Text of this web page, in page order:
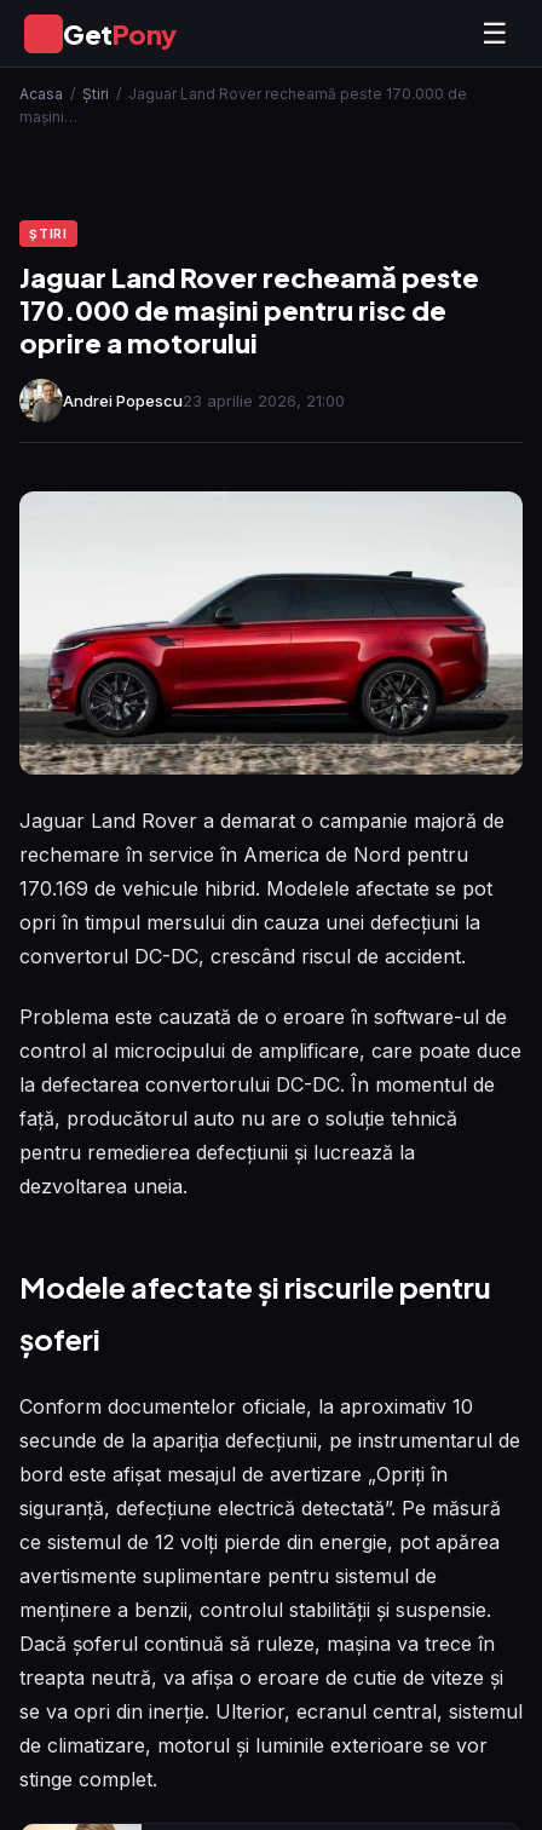
GetPony ☰
Acasa / Ştiri / Jaguar Land Rover recheamă peste 170.000 de
mașini…
ŞTIRI
Jaguar Land Rover recheamă peste
170.000 de mașini pentru risc de
oprire a motorului
Andrei Popescu23 aprilie 2026, 21:00
Jaguar Land Rover a demarat o campanie majoră de
rechemare în service în America de Nord pentru
170.169 de vehicule hibrid. Modelele afectate se pot
opri în timpul mersului din cauza unei defecțiuni la
convertorul DC-DC, crescând riscul de accident.
Problema este cauzată de o eroare în software-ul de
control al microcipului de amplificare, care poate duce
la defectarea convertorului DC-DC. În momentul de
față, producătorul auto nu are o soluție tehnică
pentru remedierea defecțiunii și lucrează la
dezvoltarea uneia.
Modele afectate și riscurile pentru
șoferi
Conform documentelor oficiale, la aproximativ 10
secunde de la apariția defecțiunii, pe instrumentarul de
bord este afișat mesajul de avertizare „Opriți în
siguranță, defecțiune electrică detectată”. Pe măsură
ce sistemul de 12 volți pierde din energie, pot apărea
avertismente suplimentare pentru sistemul de
menținere a benzii, controlul stabilității și suspensie.
Dacă șoferul continuă să ruleze, mașina va trece în
treapta neutră, va afișa o eroare de cutie de viteze și
se va opri din inerție. Ulterior, ecranul central, sistemul
de climatizare, motorul și luminile exterioare se vor
stinge complet.